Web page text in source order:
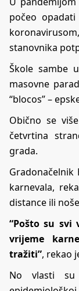
počeo
stanovnika
Škole sambe
masovne
“blocos” –
Obično se
četvrtina
grada.
Gradonačelnik
karnevala,
distance ili
“Pošto su svi
vrijeme
tražiti”, rekao
No vlasti